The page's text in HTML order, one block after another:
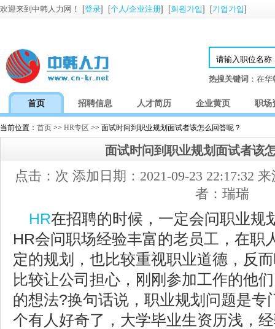
欢迎来到中韩人力网！ [登录] [个人/企业注册] [회원가입] [기업가입]
热搜关键词 ：在
首页 招聘信息 人才简历 企业黄页 职场
当前位置： 首页 >> HR专区 >> 面试时问到职业规划面试者该怎么回答呢？
面试时问到职业规划面试者该
点击： 次 添加日期：2021-09-23 22:17:32
者：瑞瑞
HR在招聘的时候，一定会问职业规
HR会问职场经验丰富的老员工，在职
定的规划，也比较重视职业道德，反
比较让公司担心，刚刚参加工作的他
的想法?换句话说，职业规划问题是专
个有人好奇了，大学毕业生资历浅，